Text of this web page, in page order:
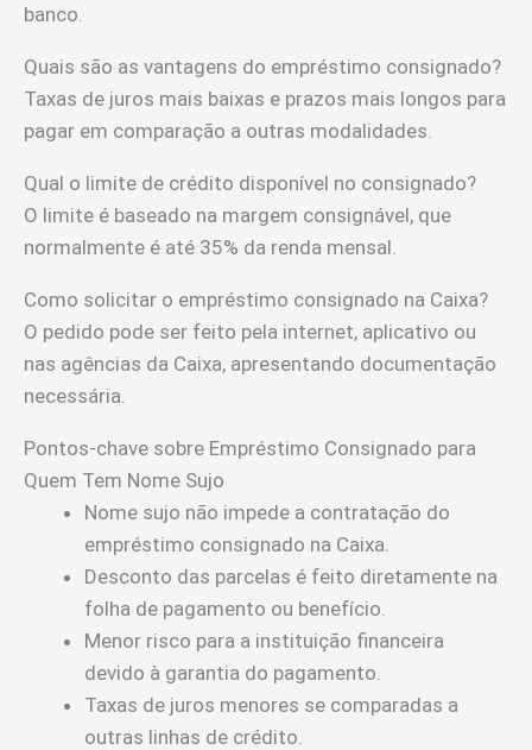
banco.
Quais são as vantagens do empréstimo consignado?
Taxas de juros mais baixas e prazos mais longos para
pagar em comparação a outras modalidades.
Qual o limite de crédito disponível no consignado?
O limite é baseado na margem consignável, que
normalmente é até 35% da renda mensal.
Como solicitar o empréstimo consignado na Caixa?
O pedido pode ser feito pela internet, aplicativo ou
nas agências da Caixa, apresentando documentação
necessária.
Pontos-chave sobre Empréstimo Consignado para
Quem Tem Nome Sujo
Nome sujo não impede a contratação do
empréstimo consignado na Caixa.
Desconto das parcelas é feito diretamente na
folha de pagamento ou benefício.
Menor risco para a instituição financeira
devido à garantia do pagamento.
Taxas de juros menores se comparadas a
outras linhas de crédito.